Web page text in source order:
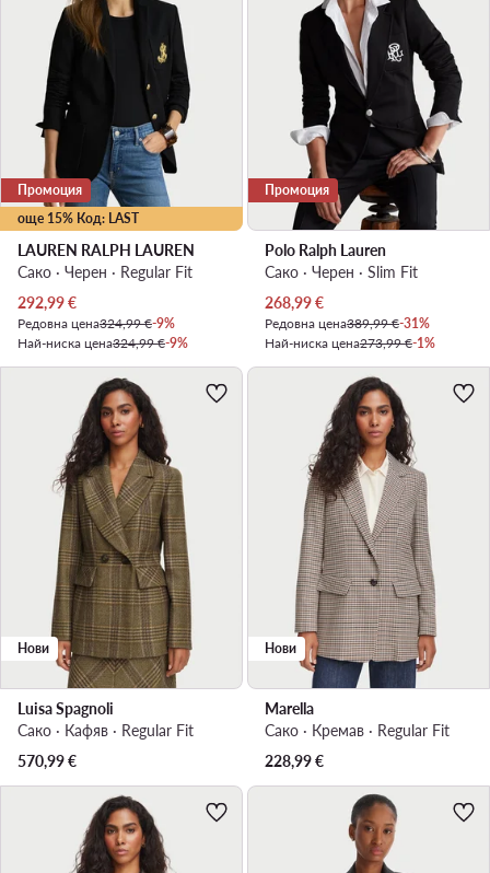
още 15% Код: LAST
Промоция
LAUREN RALPH LAUREN
Сако · Черен · Regular Fit
Актуална цена
292,99€
Редовна цена324,99 €-9%
Най-ниска цена324,99 €-9%
Промоция
Polo Ralph Lauren
Сако · Черен · Slim Fit
Актуална цена
268,99€
Редовна цена389,99 €-31%
Най-ниска цена273,99 €-1%
Нови
Luisa Spagnoli
Сако · Кафяв · Regular Fit
570,99€
Нови
Marella
Сако · Кремав · Regular Fit
228,99€